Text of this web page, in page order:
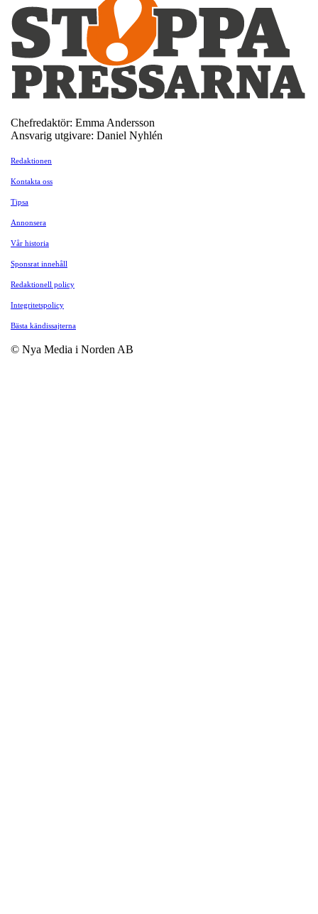
Chefredaktör: Emma Andersson
Ansvarig utgivare: Daniel Nyhlén
Redaktionen
Kontakta oss
Tipsa
Annonsera
Vår historia
Sponsrat innehåll
Redaktionell policy
Integritetspolicy
Bästa kändissajterna
© Nya Media i Norden AB